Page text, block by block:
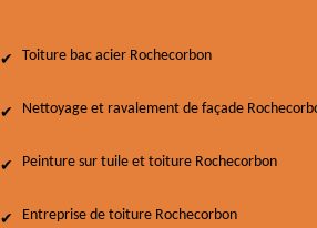
Toiture bac acier Rochecorbon
Nettoyage et ravalement de façade
Peinture sur tuile et toiture Rochecorbon
Entreprise de toiture Rochecorbon